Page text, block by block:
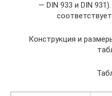
— DIN 933 и DIN
Конструкция и